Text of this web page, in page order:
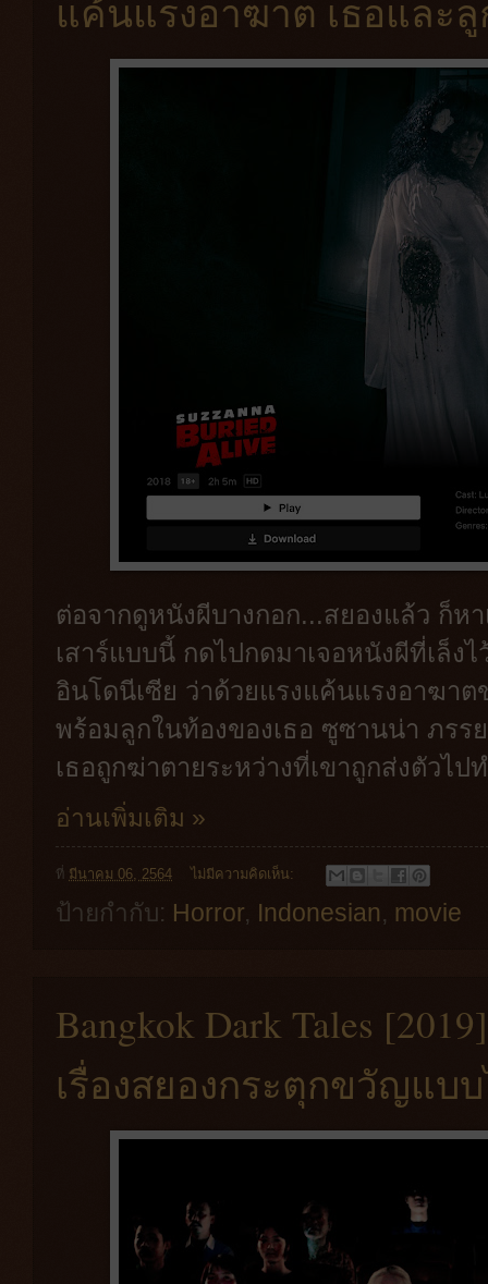
แค้นแรงอาฆาต เธอและ
ต่อจากดูหนังผีบางกอก...สยองแล้ว ก็ห
เสาร์แบบนี้ กดไปกดมาเจอหนังผีที่เล็
อินโดนีเซีย ว่าด้วยแรงแค้นแรงอาฆา
พร้อมลูกในท้องของเธอ ซูซานน่า ภรร
เธอถูกฆ่าตายระหว่างที่เขาถูกส่งตัวไ
อ่านเพิ่มเติม »
ที่ มีนาคม 06, 2564 ไม่มีความคิดเห็น:
ป้ายกำกับ: Horror, Indonesian, movie
Bangkok Dark Tales
เรื่องสยองกระตุกขวัญแบ